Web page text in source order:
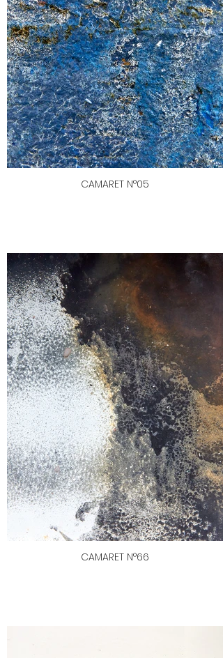
CAMARET N°05
CAMARET N°66